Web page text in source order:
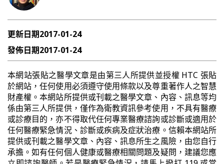
更新日期2017-01-24
發佈日期2017-01-24
本網站張貼之醫學文章是由第三人所提供並授權 HTC 張貼
於網站，任何使用必須遵守使用條款以及尊重著作人之智慧
財產權。本網站所提供或刊載之醫學文章、內容、訊息等均
係由第三人所提供，僅作為衛教資訊參考使用，不具有醫療
或診療目的，亦不得取代任何專業醫療諮詢或診斷或適用於
任何醫療緊急情況、診斷或疾病及症狀治療。信賴本網站所
提供或刊載之醫學文章、內容、訊息所生之風險，由您自行
承擔。如有任何個人健康或醫療相關問題及疑問，建議您應